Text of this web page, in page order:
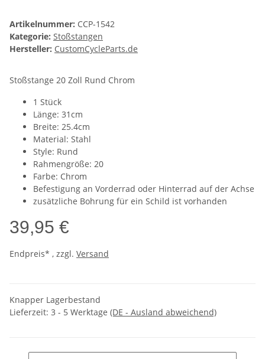
Artikelnummer: CCP-1542
Kategorie: Stoßstangen
Hersteller: CustomCycleParts.de
Stoßstange 20 Zoll Rund Chrom
1 Stück
Länge: 31cm
Breite: 25.4cm
Material: Stahl
Style: Rund
Rahmengröße: 20
Farbe: Chrom
Befestigung an Vorderrad oder Hinterrad auf der Achse
zusätzliche Bohrung für ein Schild ist vorhanden
39,95 €
Endpreis* , zzgl. Versand
Knapper Lagerbestand
Lieferzeit: 3 - 5 Werktage (DE - Ausland abweichend)